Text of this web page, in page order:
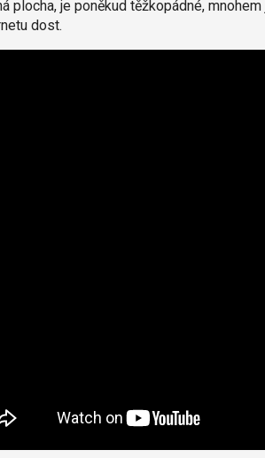
plocha, je poněkud těžkopádné,
dost.